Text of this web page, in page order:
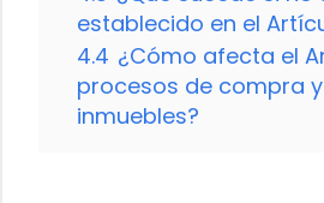
establecido en el
4.4 ¿Cómo afecta el
procesos de compra
inmuebles?